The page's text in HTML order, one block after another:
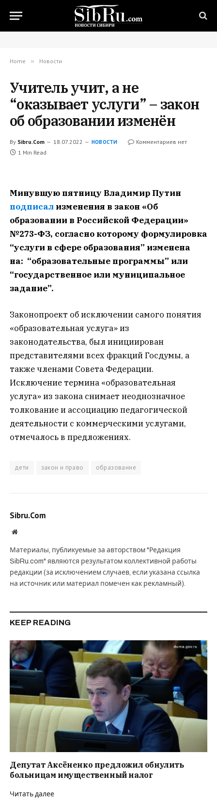
Home » Новости
Учитель учит, а не
“оказывает услуги” – закон
об образовании изменён
By Sibru.Com 18.07.2022 НОВОСТИ
Комментариев нет
1 Min Read
Минувшую пятницу Владимир Путин
подписал изменения в закон «Об
образовании в Российской Федерации»
№273-ФЗ, согласно которому формулировка
“услуги в сфере образования” изменена
на: “образовательные программы” или
“государственное или муниципальное
задание”.
Законопроект об исключении самого понятия
«образовательная услуга» из
законодательства, был инициирован
представителями всех фракций Госдумы, а
также членами Совета Федерации.
Исключение термина «образовательная
услуга» из закона снимает неоднозначное
толкование и ассоциацию педагогической
деятельности с коммерческими услугами,
отмечалось в предложениях.
дети закон и право образование
Sibru.Com
Website
Материалы, публикуемые за авторством "Редакция
SibRu.com" являются результатом коллективной работы
редакции (за исключением случаев, если указана ссылка
на источник или материал помечен как рекламный).
KEEP READING
Депутат Аксёненко предложил обнулить
больницам имущественный налог
Читать далее